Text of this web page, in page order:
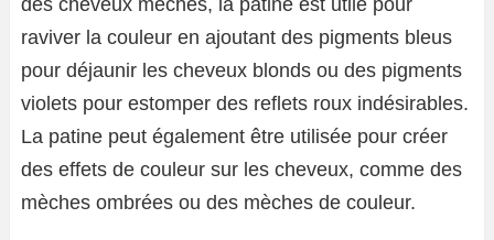
des cheveux méchés, la patine est utile pour
raviver la couleur en ajoutant des pigments bleus
pour déjaunir les cheveux blonds ou des pigments
violets pour estomper des reflets roux indésirables.
La patine peut également être utilisée pour créer
des effets de couleur sur les cheveux, comme des
mèches ombrées ou des mèches de couleur.